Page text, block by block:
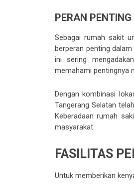
PERAN
Sebagai rumah sakit
berperan penting
ini sering
memahami pentingnya
Dengan kombinasi
Tangerang Selatan
Keberadaan rumah
masyarakat.
FASILITAS
Untuk memberikan